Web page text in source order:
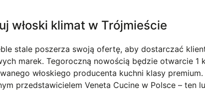
włoski klimat w Trójmieście
stale poszerza swoją ofertę, aby dostarczać
marek. Tegoroczną nowością będzie otwarcie 1
włoskiego producenta kuchni klasy
przedstawicielem Veneta Cucine w Polsce – ten